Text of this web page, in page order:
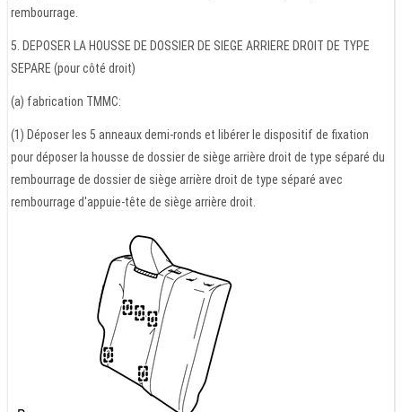
rembourrage.
5. DEPOSER LA HOUSSE DE DOSSIER DE SIEGE ARRIERE DROIT DE TYPE
SEPARE (pour côté droit)
(a) fabrication TMMC:
(1) Déposer les 5 anneaux demi-ronds et libérer le dispositif de fixation
pour déposer la housse de dossier de siège arrière droit de type séparé du
rembourrage de dossier de siège arrière droit de type séparé avec
rembourrage d'appuie-tête de siège arrière droit.